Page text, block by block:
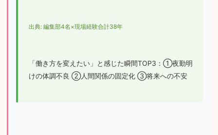
出典: 編集部4名×現場経験合計38年
「働き方を変えたい」と感じた瞬間TOP3：①夜勤明
けの体調不良 ②人間関係の固定化 ③将来への不安